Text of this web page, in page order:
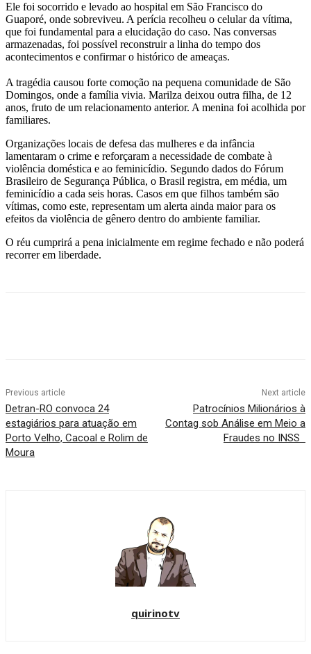
Ele foi socorrido e levado ao hospital em São Francisco do
Guaporé, onde sobreviveu. A perícia recolheu o celular da vítima,
que foi fundamental para a elucidação do caso. Nas conversas
armazenadas, foi possível reconstruir a linha do tempo dos
acontecimentos e confirmar o histórico de ameaças.
A tragédia causou forte comoção na pequena comunidade de São
Domingos, onde a família vivia. Marilza deixou outra filha, de 12
anos, fruto de um relacionamento anterior. A menina foi acolhida por
familiares.
Organizações locais de defesa das mulheres e da infância
lamentaram o crime e reforçaram a necessidade de combate à
violência doméstica e ao feminicídio. Segundo dados do Fórum
Brasileiro de Segurança Pública, o Brasil registra, em média, um
feminicídio a cada seis horas. Casos em que filhos também são
vítimas, como este, representam um alerta ainda maior para os
efeitos da violência de gênero dentro do ambiente familiar.
O réu cumprirá a pena inicialmente em regime fechado e não poderá
recorrer em liberdade.
Previous article
Detran-RO convoca 24
estagiários para atuação em
Porto Velho, Cacoal e Rolim de
Moura
Next article
Patrocínios Milionários à
Contag sob Análise em Meio a
Fraudes no INSS
quirinotv